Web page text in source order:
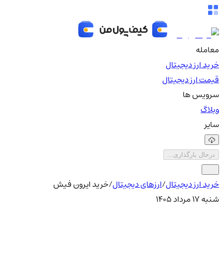
معامله
خرید ارز دیجیتال
قیمت ارز دیجیتال
سرویس ها
وبلاگ
سایر
درحال بارگذاری...
خرید ارز دیجیتال/ارزهای دیجیتال/خرید ایرون فیش
شنبه ۱۷ مرداد ۱۴۰۵